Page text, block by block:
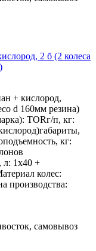
2 б (2 колеса
+ кислород,
d 160мм резина)
TORг/п, кг:
кг:
л: 1х40 +
колес:
производства:
самовывоз